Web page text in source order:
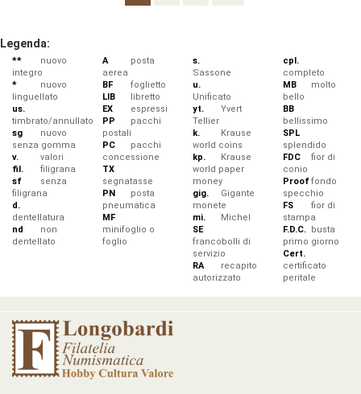
Legenda:
**
nuovo
integro
*
nuovo
linguellato
us.
timbrato/annullato
sg
nuovo
senza gomma
v.
valori
fil.
filigrana
sf
senza
filigrana
d.
dentellatura
nd
non
dentellato
A
posta
aerea
BF
foglietto
LIB
libretto
EX
espressi
PP
pacchi
postali
PC
pacchi
concessione
TX
segnatasse
PN
posta
pneumatica
MF
minifoglio o
foglio
s.
Sassone
u.
Unificato
yt.
Yvert
Tellier
k.
Krause
world coins
kp.
Krause
world paper
money
gig.
Gigante
monete
mi.
Michel
SE
francobolli di
servizio
RA
recapito
autorizzato
cpl.
completo
MB
molto
bello
BB
bellissimo
SPL
splendido
FDC
fior di
conio
Prooffondo
specchio
FS
fior di
stampa
F.D.C. busta
primo giorno
Cert.
certificato
peritale